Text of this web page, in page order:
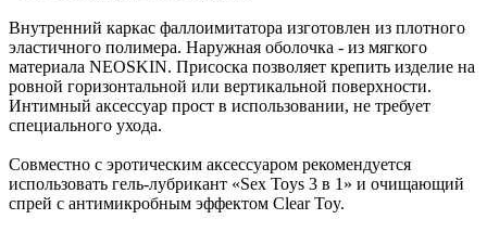
Внутренний каркас фаллоимитатора изготовлен из плотного
эластичного полимера. Наружная оболочка - из мягкого
материала NEOSKIN. Присоска позволяет крепить изделие на
ровной горизонтальной или вертикальной поверхности.
Интимный аксессуар прост в использовании, не требует
специального ухода.
Совместно с эротическим аксессуаром рекомендуется
использовать гель-лубрикант «Sex Toys 3 в 1» и очищающий
спрей с антимикробным эффектом Clear Toy.